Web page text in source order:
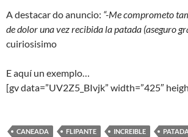
A destacar do anuncio: “-Me comprometo
de dolor una vez recibida la patada (aseguro
cuiriosisimo
E aquí un exemplo…
[gv data=”UV2Z5_BIvjk” width=”425″
CANEADA FLIPANTE INCREIBLE